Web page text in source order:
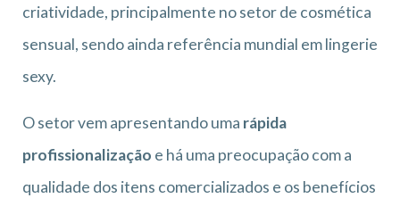
criatividade, principalmente no setor de cosmética
sensual, sendo ainda referência mundial em lingerie
sexy.
O setor vem apresentando uma rápida
profissionalização e há uma preocupação com a
qualidade dos itens comercializados e os benefícios